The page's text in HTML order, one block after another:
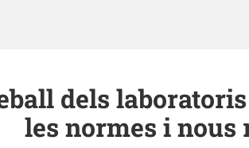
dels
les normes i nous